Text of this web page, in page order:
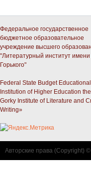
Федеральное государственное
бюджетное образовательное
учреждение высшего
"Литературный институт имени
Горького"
Federal State Budget Educational
Institution of Higher Education
Gorky Institute of Literature and
Writing»
Авторские права (Copyright)